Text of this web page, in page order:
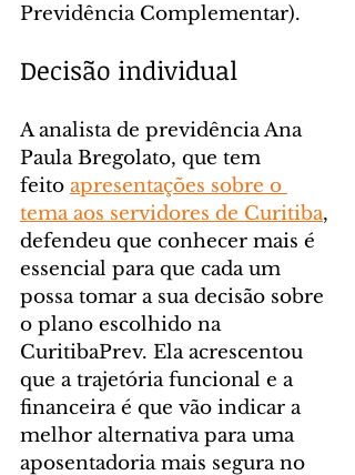
Previdência Complementar).
Decisão individual
A analista de previdência Ana
Paula Bregolato, que tem
feito apresentações sobre o
tema aos servidores de Curitiba,
defendeu que conhecer mais é
essencial para que cada um
possa tomar a sua decisão sobre
o plano escolhido na
CuritibaPrev. Ela acrescentou
que a trajetória funcional e a
financeira é que vão indicar a
melhor alternativa para uma
aposentadoria mais segura no